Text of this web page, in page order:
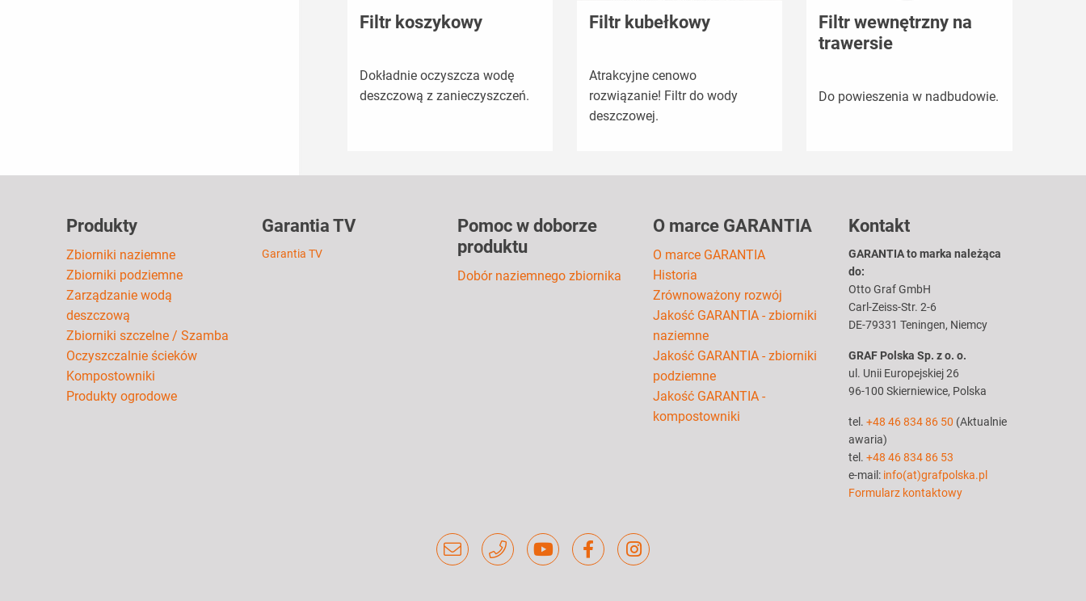
Filtr koszykowy
Dokładnie oczyszcza wodę
deszczową z zanieczyszczeń.
Filtr kubełkowy
Atrakcyjne cenowo
rozwiązanie! Filtr do wody
deszczowej.
Filtr wewnętrzny na
trawersie
Do powieszenia w nadbudowie.
Produkty
Zbiorniki naziemne
Zbiorniki podziemne
Zarządzanie wodą
deszczową
Zbiorniki szczelne / Szamba
Oczyszczalnie ścieków
Kompostowniki
Produkty ogrodowe
Garantia TV
Garantia TV
Pomoc w doborze
produktu
Dobór naziemnego zbiornika
O marce GARANTIA
O marce GARANTIA
Historia
Zrównoważony rozwój
Jakość GARANTIA - zbiorniki
naziemne
Jakość GARANTIA - zbiorniki
podziemne
Jakość GARANTIA -
kompostowniki
Kontakt
GARANTIA to marka należąca
do:
Otto Graf GmbH
Carl-Zeiss-Str. 2-6
DE-79331 Teningen, Niemcy
GRAF Polska Sp. z o. o.
ul. Unii Europejskiej 26
96-100 Skierniewice, Polska
tel. +48 46 834 86 50 (Aktualnie
awaria)
tel. +48 46 834 86 53
e-mail: info(at)grafpolska.pl
Formularz kontaktowy